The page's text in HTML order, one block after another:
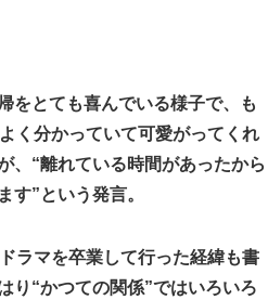
e
をとても喜んでいる様子で、も
く分かっていて可愛がってくれ
、“離れている時間があったから
す”という発言。
ラマを卒業して行った経緯も書
り“かつての関係”ではいろいろ